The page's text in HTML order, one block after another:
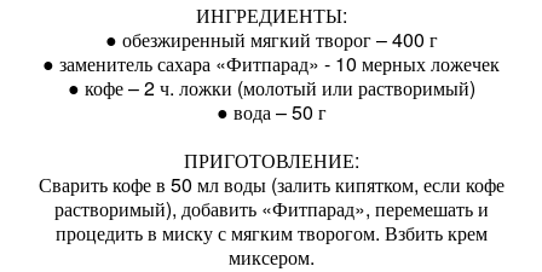
ИНГРЕДИЕНТЫ:
● обезжиренный мягкий творог – 400 г
● заменитель сахара «Фитпарад» - 10 мерных ложечек
● кофе – 2 ч. ложки (молотый или растворимый)
● вода – 50 г
ПРИГОТОВЛЕНИЕ:
Сварить кофе в 50 мл воды (залить кипятком, если кофе
растворимый), добавить «Фитпарад», перемешать и
процедить в миску с мягким творогом. Взбить крем
миксером.